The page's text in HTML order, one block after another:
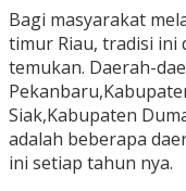
Bagi masyarakat
timur Riau, tradisi ini
temukan. Daerah-
Siak,Kabupaten
adalah beberapa
ini setiap tahun nya.